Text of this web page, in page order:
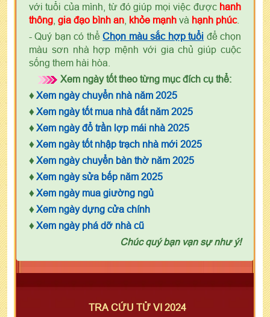
với tuổi của mình, từ đó giúp mọi việc được hanh
thông gia đạo bình an khỏe mạnh và hạnh phúc.
- Quý bạn có thểChọn màu sắc hợp tuổi để chọn
màu sơn nhà hợp mệnh với gia chủ giúp cuộc
sống them hài hòa.
Xem ngày tốt theo từng mục đích cụ thể:
♦ Xem ngày chuyển nhà năm 2025
♦ Xem ngày tốt mua nhà đất năm 2025
♦ Xem ngày đổ trần lợp mái nhà 2025
♦ Xem ngày tốt nhập trạch nhà mới 2025
♦ Xem ngày chuyển bàn thờ năm 2025
♦ Xem ngày sửa bếp năm 2025
♦ Xem ngày mua giường ngủ
♦ Xem ngày dựng cửa chính
♦ Xem ngày phá dỡ nhà cũ
Chúc quý bạn vạn sự như ý!
TRA CỨU TỬ VI 2024